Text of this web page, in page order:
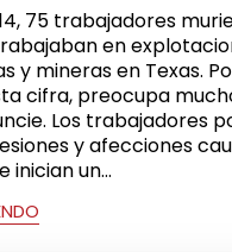
75 trabajadores
en
y mineras en Texas.
cifra, preocupa
Los trabajadores
y afecciones
inician un...